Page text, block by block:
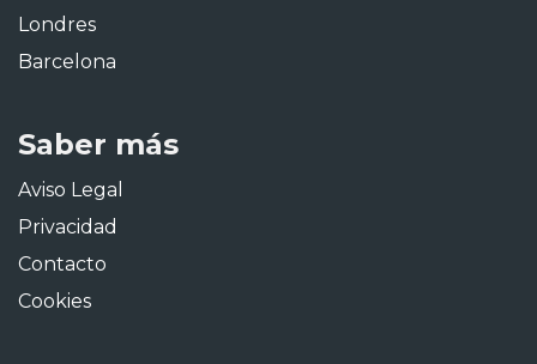
Londres
Barcelona
Saber más
Aviso Legal
Privacidad
Contacto
Cookies